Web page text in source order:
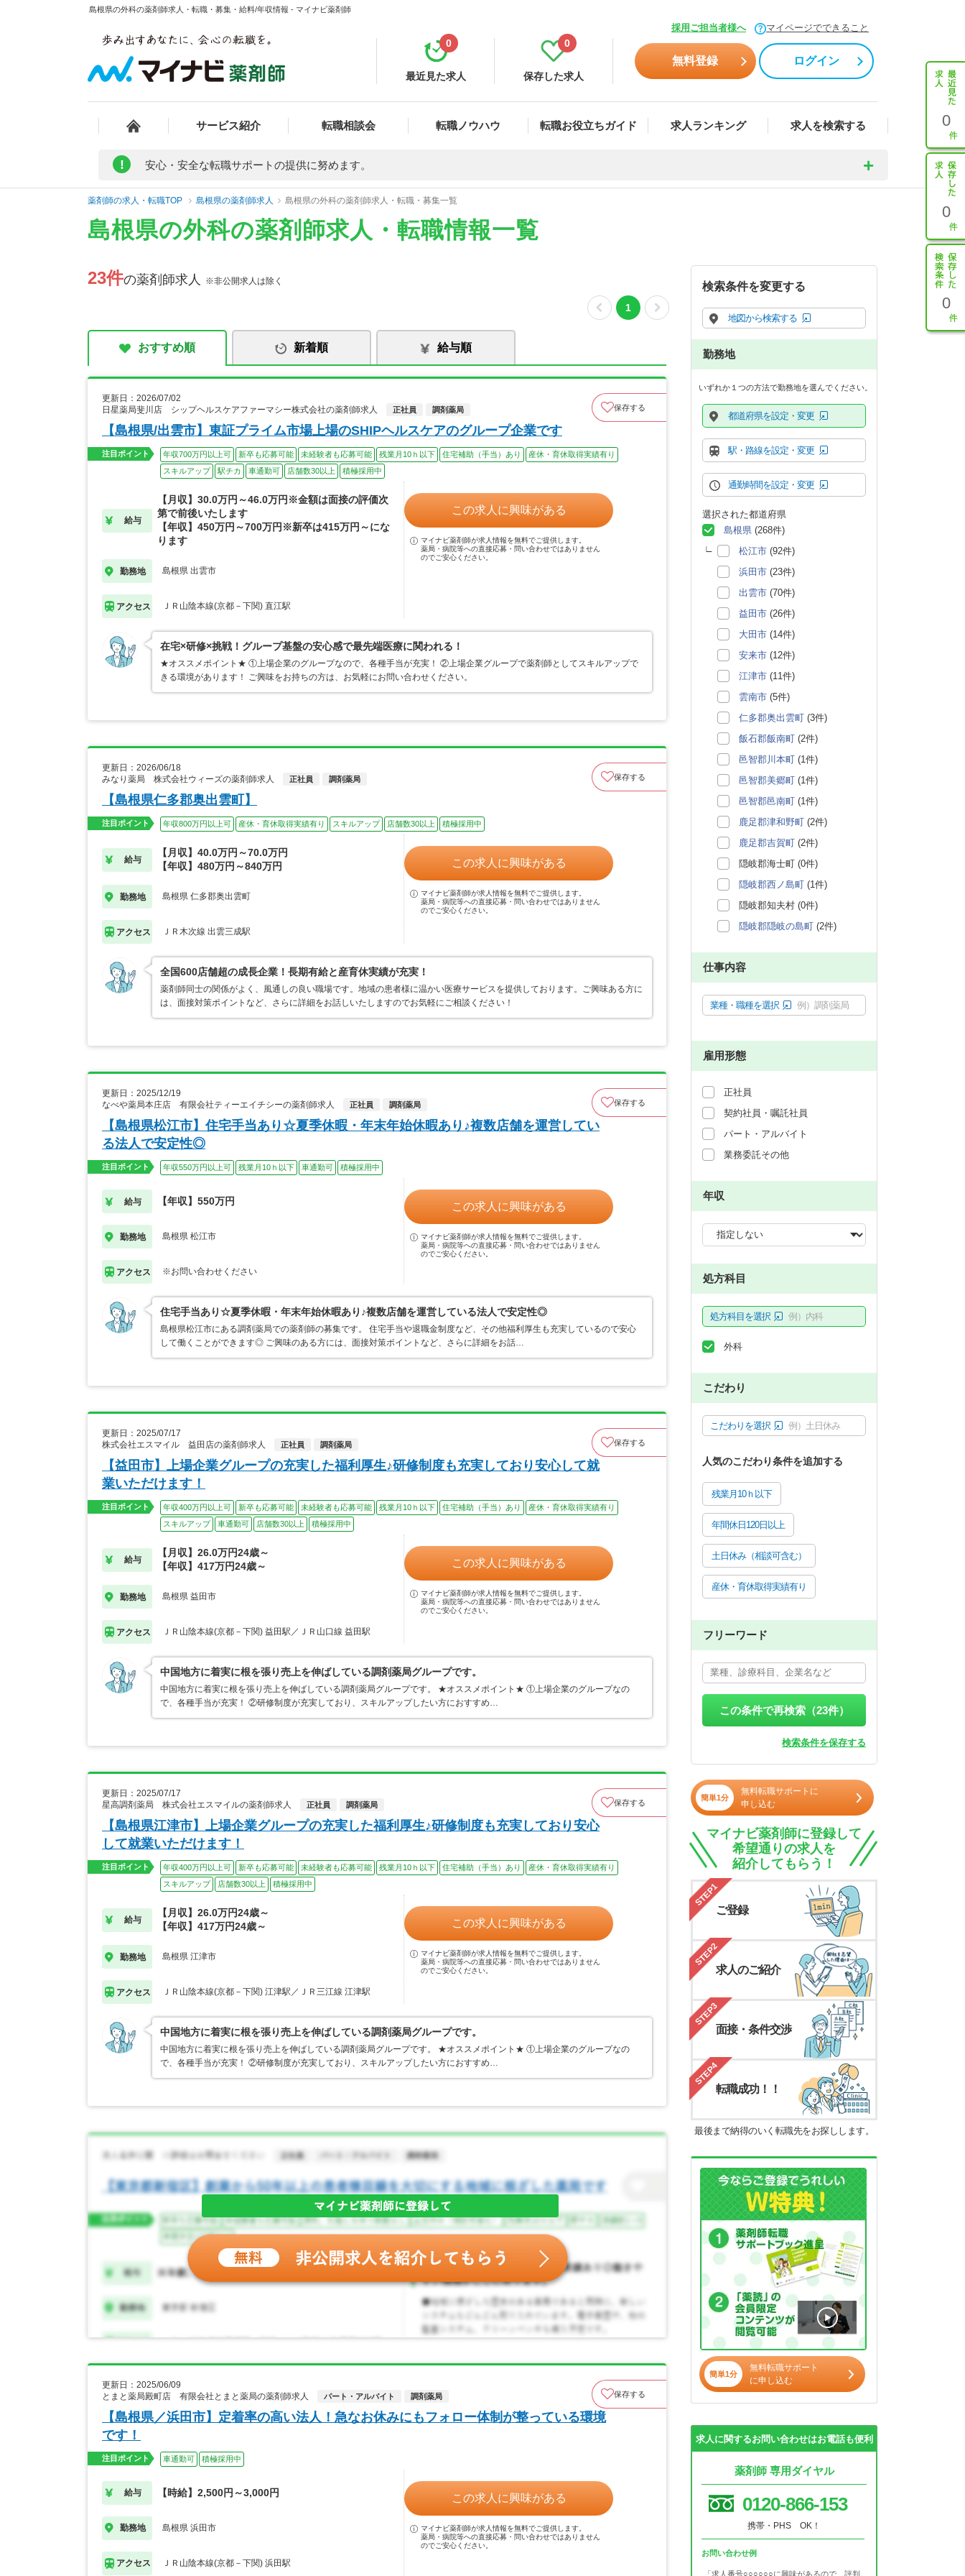
島根県の外科の薬剤師求人・転職・募集・給料/年収情報 - マイナビ薬剤師
採用ご担当者様へ マイページでできること
最近見た求人
0
保存した求人
0
無料登録 ログイン
サービス紹介 転職相談会 転職ノウハウ 転職お役立ちガイド 求人ランキング 求人を検索する 0
0
0
! 安心・安全な転職サポートの提供に努めます。
薬剤師の求人・転職TOP 島根県の薬剤師求人 島根県の外科の薬剤師求人・転職・募集一覧
島根県の外科の薬剤師求人・転職情報一覧
23件の薬剤師求人 ※非公開求人は除く
1
おすすめ順 新着順 給与順
更新日：2026/07/02
日星薬局斐川店 シップヘルスケアファーマシー株式会社の薬剤師求人
正社員 調剤薬局 保存する
【島根県/出雲市】東証プライム市場上場のSHIPヘルスケアのグループ企業です
注目ポイント 年収700万円以上可 新卒も応募可能 未経験者も応募可能 残業月10ｈ以下 住宅補助（手当）あり
産休・育休取得実績有り
スキルアップ
駅チカ 車通勤可 店舗数30以上 積極採用中
給与
【月収】30.0万円～46.0万円※金額は面接の評価次
第で前後いたします
【年収】450万円～700万円※新卒は415万円～にな
ります
勤務地 島根県 出雲市
アクセス ＪＲ山陰本線(京都－下関) 直江駅
この求人に興味がある
マイナビ薬剤師が求人情報を無料でご提供します。
薬局・病院等への直接応募・問い合わせではありません
のでご安心ください。
在宅×研修×挑戦！グループ基盤の安心感で最先端医療に関われる！
★オススメポイント★ ①上場企業のグループなので、各種手当が充実！ ②上場企業グループで薬剤師としてスキルアップで
きる環境があります！ ご興味をお持ちの方は、お気軽にお問い合わせください。
更新日：2026/06/18
みなり薬局 株式会社ウィーズの薬剤師求人
正社員 調剤薬局 保存する
【島根県仁多郡奥出雲町】
注目ポイント 年収800万円以上可 産休・育休取得実績有り スキルアップ 店舗数30以上 積極採用中
給与
【月収】40.0万円～70.0万円
【年収】480万円～840万円
勤務地 島根県 仁多郡奥出雲町
アクセス ＪＲ木次線 出雲三成駅
この求人に興味がある
マイナビ薬剤師が求人情報を無料でご提供します。
薬局・病院等への直接応募・問い合わせではありません
のでご安心ください。
全国600店舗超の成長企業！長期有給と産育休実績が充実！
薬剤師同士の関係がよく、風通しの良い職場です。地域の患者様に温かい医療サービスを提供しております。ご興味ある方に
は、面接対策ポイントなど、さらに詳細をお話しいたしますのでお気軽にご相談ください！
更新日：2025/12/19
なべや薬局本庄店 有限会社ティーエイチシーの薬剤師求人
正社員 調剤薬局 保存する
【島根県松江市】住宅手当あり☆夏季休暇・年末年始休暇あり♪複数店舗を運営してい
る法人で安定性◎
注目ポイント 年収550万円以上可 残業月10ｈ以下 車通勤可 積極採用中
給与 【年収】550万円
勤務地 島根県 松江市
アクセス ※お問い合わせください
この求人に興味がある
マイナビ薬剤師が求人情報を無料でご提供します。
薬局・病院等への直接応募・問い合わせではありません
のでご安心ください。
住宅手当あり☆夏季休暇・年末年始休暇あり♪複数店舗を運営している法人で安定性◎
島根県松江市にある調剤薬局での薬剤師の募集です。 住宅手当や退職金制度など、その他福利厚生も充実しているので安心
して働くことができます◎ ご興味のある方には、面接対策ポイントなど、さらに詳細をお話…
更新日：2025/07/17
株式会社エスマイル 益田店の薬剤師求人
正社員 調剤薬局 保存する
【益田市】上場企業グループの充実した福利厚生♪研修制度も充実しており安心して就
業いただけます！
注目ポイント 年収400万円以上可 新卒も応募可能 未経験者も応募可能 残業月10ｈ以下 住宅補助（手当）あり
産休・育休取得実績有り
スキルアップ
車通勤可 店舗数30以上 積極採用中
給与
【月収】26.0万円24歳～
【年収】417万円24歳～
勤務地 島根県 益田市
アクセス ＪＲ山陰本線(京都－下関) 益田駅／ＪＲ山口線 益田駅
この求人に興味がある
マイナビ薬剤師が求人情報を無料でご提供します。
薬局・病院等への直接応募・問い合わせではありません
のでご安心ください。
中国地方に着実に根を張り売上を伸ばしている調剤薬局グループです。
中国地方に着実に根を張り売上を伸ばしている調剤薬局グループです。 ★オススメポイント★ ①上場企業のグループなの
で、各種手当が充実！ ②研修制度が充実しており、スキルアップしたい方におすすめ…
更新日：2025/07/17
星高調剤薬局 株式会社エスマイルの薬剤師求人
正社員 調剤薬局 保存する
【島根県江津市】上場企業グループの充実した福利厚生♪研修制度も充実しており安心
して就業いただけます！
注目ポイント 年収400万円以上可 新卒も応募可能 未経験者も応募可能 残業月10ｈ以下 住宅補助（手当）あり
産休・育休取得実績有り
スキルアップ
店舗数30以上 積極採用中
給与
【月収】26.0万円24歳～
【年収】417万円24歳～
勤務地 島根県 江津市
アクセス ＪＲ山陰本線(京都－下関) 江津駅／ＪＲ三江線 江津駅
この求人に興味がある
マイナビ薬剤師が求人情報を無料でご提供します。
薬局・病院等への直接応募・問い合わせではありません
のでご安心ください。
中国地方に着実に根を張り売上を伸ばしている調剤薬局グループです。
中国地方に着実に根を張り売上を伸ばしている調剤薬局グループです。 ★オススメポイント★ ①上場企業のグループなの
で、各種手当が充実！ ②研修制度が充実しており、スキルアップしたい方におすすめ…
更新日：2025/06/09
とまと薬局殿町店 有限会社とまと薬局の薬剤師求人
パート・アルバイト 調剤薬局 保存する
【島根県／浜田市】定着率の高い法人！急なお休みにもフォロー体制が整っている環境
です！
注目ポイント 車通勤可 積極採用中
給与 【時給】2,500円～3,000円
勤務地 島根県 浜田市
アクセス ＪＲ山陰本線(京都－下関) 浜田駅
この求人に興味がある
マイナビ薬剤師が求人情報を無料でご提供します。
薬局・病院等への直接応募・問い合わせではありません
のでご安心ください。
検索条件を変更する
地図から検索する
勤務地
いずれか１つの方法で勤務地を選んでください。
都道府県を設定・変更
駅・路線を設定・変更
通勤時間を設定・変更
選択された都道府県
島根県 (268件)
松江市 (92件)
浜田市 (23件)
出雲市 (70件)
益田市 (26件)
大田市 (14件)
安来市 (12件)
江津市 (11件)
雲南市 (5件)
仁多郡奥出雲町 (3件)
飯石郡飯南町 (2件)
邑智郡川本町 (1件)
邑智郡美郷町 (1件)
邑智郡邑南町 (1件)
鹿足郡津和野町 (2件)
鹿足郡吉賀町 (2件)
隠岐郡海士町 (0件)
隠岐郡西ノ島町 (1件)
隠岐郡知夫村 (0件)
隠岐郡隠岐の島町 (2件)
仕事内容
業種・職種を選択 例）調剤薬局
雇用形態
正社員
契約社員・嘱託社員
パート・アルバイト
業務委託その他
年収
処方科目
処方科目を選択 例）内科
外科
こだわり
こだわりを選択 例）土日休み
人気のこだわり条件を追加する
残業月10ｈ以下
年間休日120日以上
土日休み（相談可含む）
産休・育休取得実績有り
フリーワード
この条件で再検索（23件）
検索条件を保存する
簡単1分
無料転職サポートに
申し込む
マイナビ薬剤師に登録して
希望通りの求人を
紹介してもらう！
STEP1
ご登録
STEP2
求人のご紹介
STEP3
面接・条件交渉
STEP4
転職成功！！
最後まで納得のいく転職先をお探しします。
簡単1分
無料転職サポート
に申し込む
求人に関するお問い合わせはお電話も便利
薬剤師 専用ダイヤル
0120-866-153
携帯・PHS OK！
お問い合わせ例
「求人番号○○○○○○に興味があるので、評判